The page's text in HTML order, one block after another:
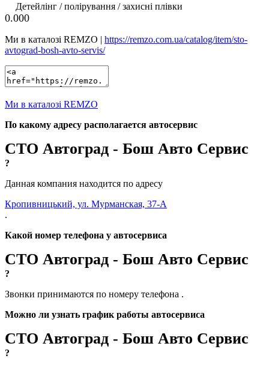
Детейлінг / полірування / захисні плівки
0.000
Ми в каталозі REMZO | https://remzo.com.ua/catalog/item/sto-
avtograd-bosh-avto-servis/
Ми в каталозі REMZO
По какому адресу располагается автосервис
СТО Автоград - Бош Авто Сервис
?
Данная компания находится по адресу
Кропивницький, ул. Мурманская, 37-А
.
Какой номер телефона у автосервиса
СТО Автоград - Бош Авто Сервис
?
Звонки принимаются по номеру телефона .
Можно ли узнать график работы автосервиса
СТО Автоград - Бош Авто Сервис
?